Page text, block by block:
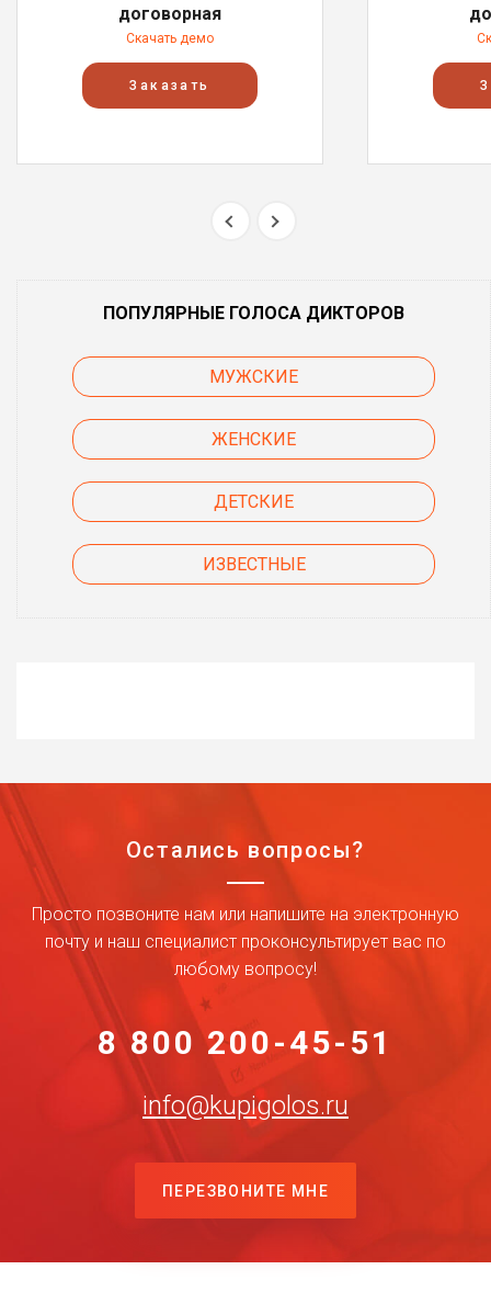
договорная
Скачать демо
Заказать
ПОПУЛЯРНЫЕ ГОЛОСА ДИКТОРОВ
МУЖСКИЕ
ЖЕНСКИЕ
ДЕТСКИЕ
ИЗВЕСТНЫЕ
Остались вопросы?
Просто позвоните нам или напишите на электронную
почту и наш специалист проконсультирует вас по
любому вопросу!
8 800 200-45-51
info@kupigolos.ru
ПЕРЕЗВОНИТЕ МНЕ